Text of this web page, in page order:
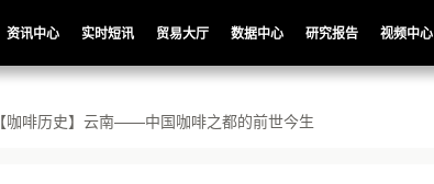
资讯中心 实时短讯 贸易大厅 数据中心 研究报告 视频中心
【咖啡历史】云南——中国咖啡之都的前世今生